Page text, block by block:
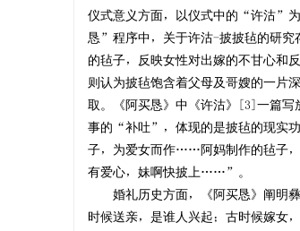
仪式意义方面，以仪式中的“许沽”
恳”程序中，关于许沽-披披毡的研究
的毡子，反映女性对出嫁的不甘心和
则认为披毡饱含着父母及哥嫂的一片
取。《阿买恳》中《许沽》[3]一篇
事的“补吐”，体现的是披毡的现实
子，为爱女而作……阿妈制作的毡子
有爱心，妹啊快披上……”。
婚礼历史方面，《阿买恳》阐明彝
时候送亲，是谁人兴起；古时候嫁女